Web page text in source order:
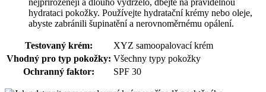
hydrataci pokožky. Používejte hydratační krémy nebo oleje,
abyste zabránili šupinatění a nerovnoměrnému opálení.
Testovaný krém:
XYZ samoopalovací krém
Vhodný pro typ pokožky: Všechny typy pokožky
Ochranný faktor:
SPF 30